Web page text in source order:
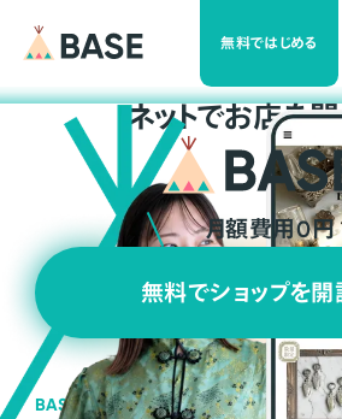
無料ではじめる
ネットでお店を開
月額費用0円
無料でショップを開
BASEの強み